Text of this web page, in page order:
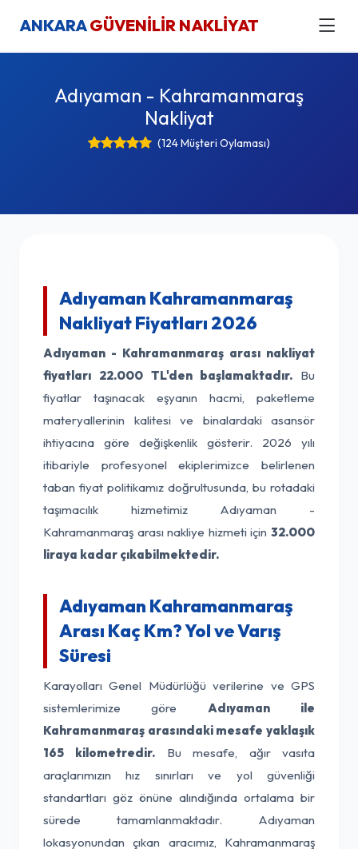
ANKARAGÜVENİLİR NAKLİYAT
Adıyaman - Kahramanmaraş
Nakliyat
(124 Müşteri Oylaması)
Adıyaman Kahramanmaraş
Nakliyat Fiyatları 2026
Adıyaman - Kahramanmaraş arası nakliyat
fiyatları 22.000 TL'den başlamaktadır. Bu
fiyatlar taşınacak eşyanın hacmi, paketleme
materyallerinin kalitesi ve binalardaki asansör
ihtiyacına göre değişkenlik gösterir. 2026 yılı
itibariyle profesyonel ekiplerimizce belirlenen
taban fiyat politikamız doğrultusunda, bu rotadaki
taşımacılık hizmetimiz Adıyaman -
Kahramanmaraş arası nakliye hizmeti için 32.000
liraya kadar çıkabilmektedir.
Adıyaman Kahramanmaraş
Arası Kaç Km? Yol ve Varış
Süresi
Karayolları Genel Müdürlüğü verilerine ve GPS
sistemlerimize göre Adıyaman ile
Kahramanmaraş arasındaki mesafe yaklaşık
165 kilometredir. Bu mesafe, ağır vasıta
araçlarımızın hız sınırları ve yol güvenliği
standartları göz önüne alındığında ortalama bir
sürede tamamlanmaktadır. Adıyaman
lokasyonundan çıkan aracımız, Kahramanmaraş